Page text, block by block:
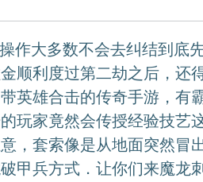
作大多数不会去纠结到底
顺利度过第二劫之后，还
英雄合击的传奇手游，有
玩家竟然会传授经验技艺
，套索像是从地面突然冒
甲兵方式．让你们来魔龙